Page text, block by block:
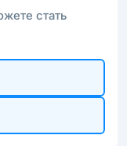
стать